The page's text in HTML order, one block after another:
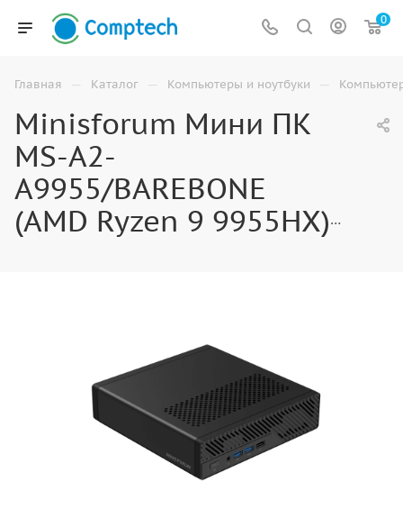
0
Главная — Каталог — Компьютеры и ноутбуки —
Minisforum Мини ПК
MS-A2-
A9955/BAREBONE
(AMD Ryzen 9 9955HX) AMD Radeon